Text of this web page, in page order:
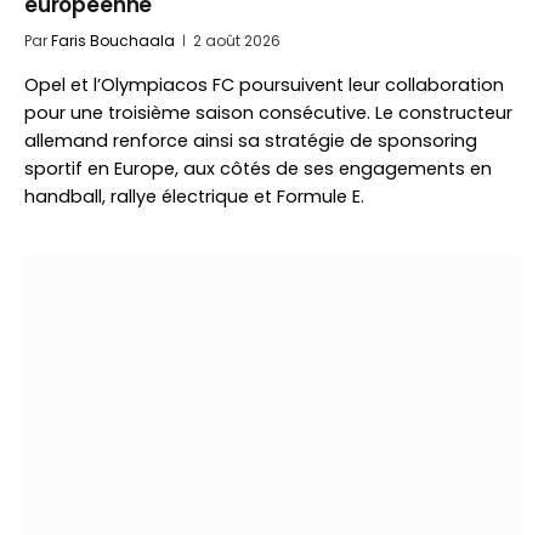
ParFaris Bouchaala 2 août 2026
Opel et l’Olympiacos FC poursuivent leur collaboration
pour une troisième saison consécutive. Le constructeur
allemand renforce ainsi sa stratégie de sponsoring
sportif en Europe, aux côtés de ses engagements en
handball, rallye électrique et Formule E.